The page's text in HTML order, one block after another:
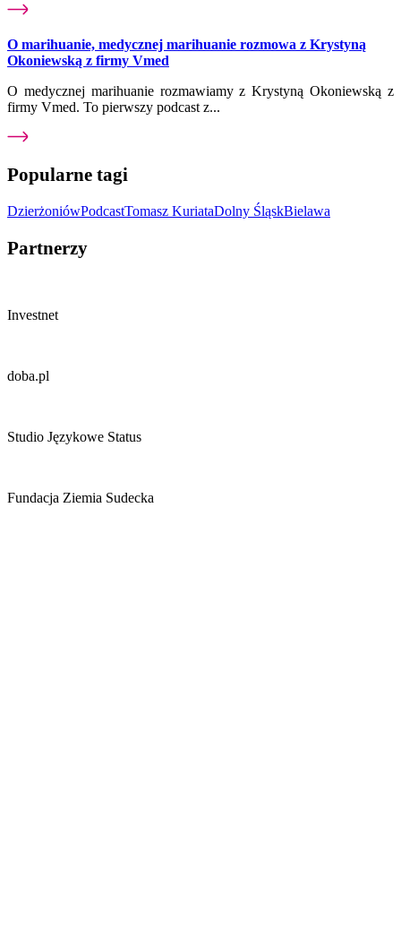
O marihuanie, medycznej marihuanie rozmowa z Krystyną
Okoniewską z firmy Vmed
O medycznej marihuanie rozmawiamy z Krystyną Okoniewską z
firmy Vmed. To pierwszy podcast z...
Popularne tagi
DzierżoniówPodcastTomasz KuriataDolny ŚląskBielawa
Partnerzy
Investnet
doba.pl
Studio Językowe Status
Fundacja Ziemia Sudecka